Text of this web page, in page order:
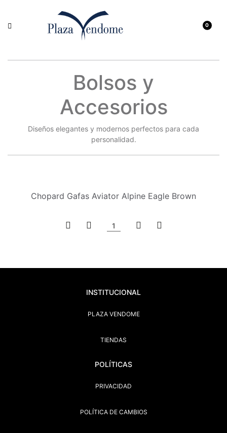
0
Bolsos y
Accesorios
Diseños elegantes y modernos perfectos para cada
personalidad.
Chopard Gafas Aviator Alpine Eagle Brown
1
INSTITUCIONAL
PLAZA VENDOME
TIENDAS
POLÍTICAS
PRIVACIDAD
POLÍTICA DE CAMBIOS